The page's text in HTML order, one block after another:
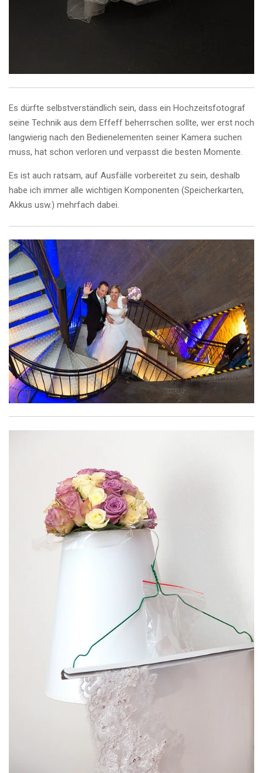
Es dürfte selbstverständlich sein, dass ein Hochzeitsfotograf
seine Technik aus dem Effeff beherrschen sollte, wer erst noch
langwierig nach den Bedienelementen seiner Kamera suchen
muss, hat schon verloren und verpasst die besten Momente.
Es ist auch ratsam, auf Ausfälle vorbereitet zu sein, deshalb
habe ich immer alle wichtigen Komponenten (Speicherkarten,
Akkus usw.) mehrfach dabei.